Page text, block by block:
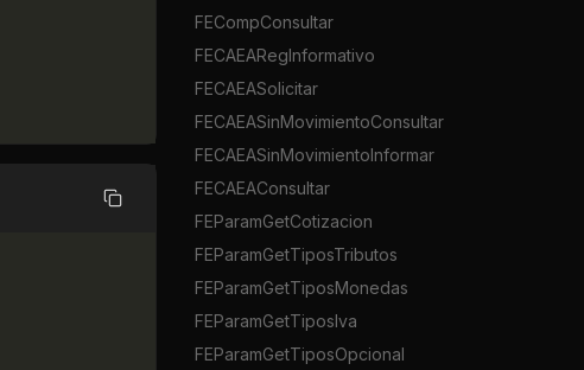
Copiar
FECompConsultar
FECAEARegInformativo
FECAEASolicitar
FECAEASinMovimientoConsultar
FECAEASinMovimientoInformar
FECAEAConsultar
FEParamGetCotizacion
FEParamGetTiposTributos
FEParamGetTiposMonedas
FEParamGetTiposIva
FEParamGetTiposOpcional